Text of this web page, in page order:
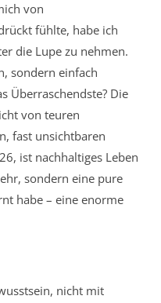
von
fühlte, habe ich
die Lupe zu nehmen.
sondern einfach
Überraschendste? Die
von teuren
fast unsichtbaren
ist nachhaltiges Leben
sondern eine pure
habe – eine enorme
nicht mit